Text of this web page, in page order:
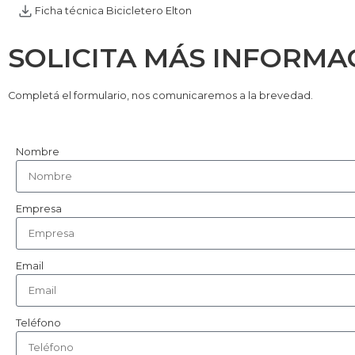
Ficha técnica Bicicletero Elton
SOLICITA MÁS
Completá el formulario, nos comunicaremos a la brevedad.
Nombre
Empresa
Email
Teléfono